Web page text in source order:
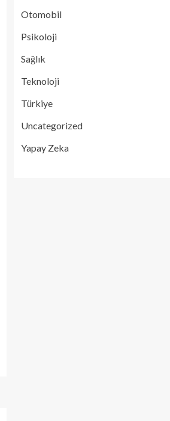
Otomobil
Psikoloji
Sağlık
Teknoloji
Türkiye
Uncategorized
Yapay Zeka